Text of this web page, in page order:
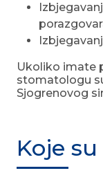
Ukoliko imate
stomatologu
Sjogrenovog
Koje